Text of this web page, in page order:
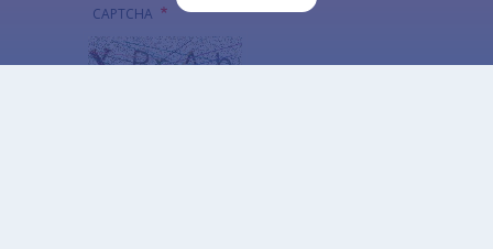
CAPTCHA